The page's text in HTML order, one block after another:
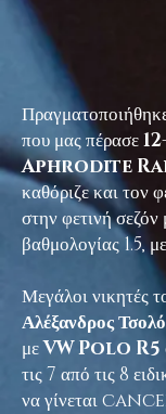
που μας πέρασε
Aphrodite
καθόριζε και τον
στην φετινή σεζόν
βαθμολογίας 1.5,
Μεγάλοι νικητές
Αλέξανδρος
μεVW Polo R5
τις 7 από τις 8
να γίνεται